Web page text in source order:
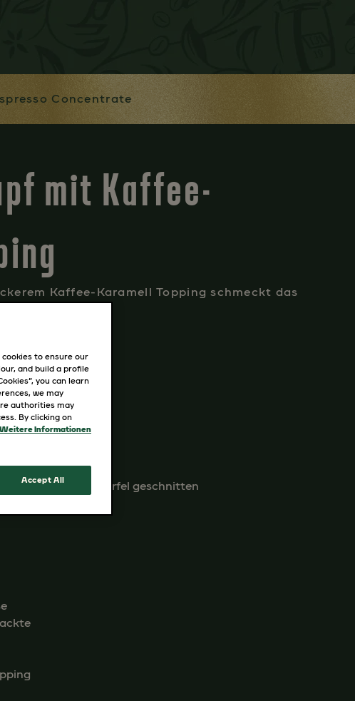
Concentrate
mit Kaffee-
Kaffee-Karamell Topping schmeckt das
Gugelhupf
entkernt und in Würfel geschnitten
to ensure our
and build a profile
you can learn
we may
authorities may
By clicking on
Weitere Informationen
Accept All